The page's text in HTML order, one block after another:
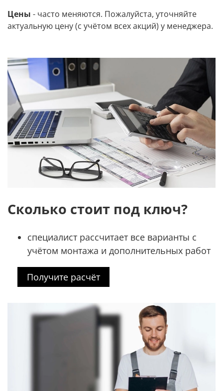
Цены - часто меняются. Пожалуйста, уточняйте
актуальную цену (с учётом всех акций) у менеджера.
Сколько стоит под ключ?
специалист рассчитает все варианты с
учётом монтажа и дополнительных работ
Получите расчёт